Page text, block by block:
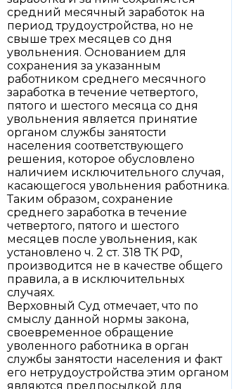
средний месячный заработок на
период трудоустройства, но не
свыше трех месяцев со дня
увольнения. Основанием для
сохранения за указанным
работником среднего месячного
заработка в течение четвертого,
пятого и шестого месяца со дня
увольнения является принятие
органом службы занятости
населения соответствующего
решения, которое обусловлено
наличием исключительного случая,
касающегося увольнения работника.
Таким образом, сохранение
среднего заработка в течение
четвертого, пятого и шестого
месяцев после увольнения, как
установлено ч. 2 ст. 318 ТК РФ,
производится не в качестве общего
правила, а в исключительных
случаях.
Верховный Суд отмечает, что по
смыслу данной нормы закона,
своевременное обращение
уволенного работника в орган
службы занятости населения и факт
его нетрудоустройства этим органом
являются предпосылкой для